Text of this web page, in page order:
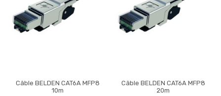
Câble BELDEN CAT6A MFP8
10m
Câble BELDEN CAT6A MFP8
20m